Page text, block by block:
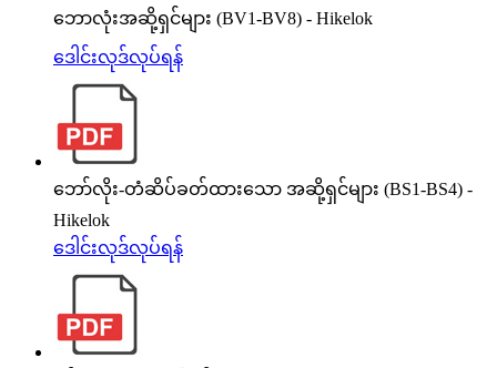
ဘောလုံးအဆို့ရှင်များ (BV1-BV8) - Hikelok
ဒေါင်းလုဒ်လုပ်ရန်
ဘော်လိုး-တံဆိပ်ခတ်ထားသော အဆို့ရှင်များ (BS1-BS4) -
Hikelok
ဒေါင်းလုဒ်လုပ်ရန်